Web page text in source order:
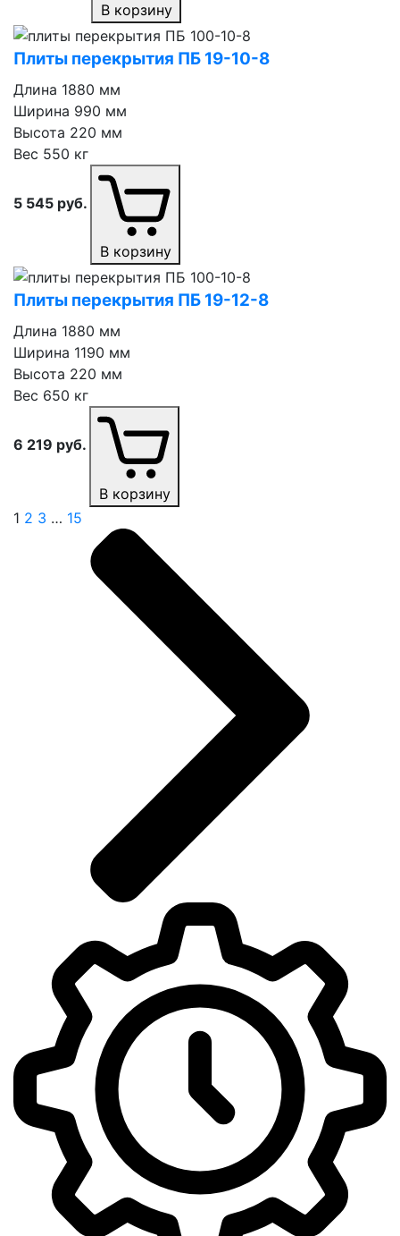
В корзину
Плиты перекрытия ПБ 19⁠-⁠10⁠-⁠8
Длина 1880 мм
Ширина 990 мм
Высота 220 мм
Вес 550 кг
5 545 руб.
В корзину
Плиты перекрытия ПБ 19⁠-⁠12⁠-⁠8
Длина 1880 мм
Ширина 1190 мм
Высота 220 мм
Вес 650 кг
6 219 руб.
В корзину
1 2 3 … 15